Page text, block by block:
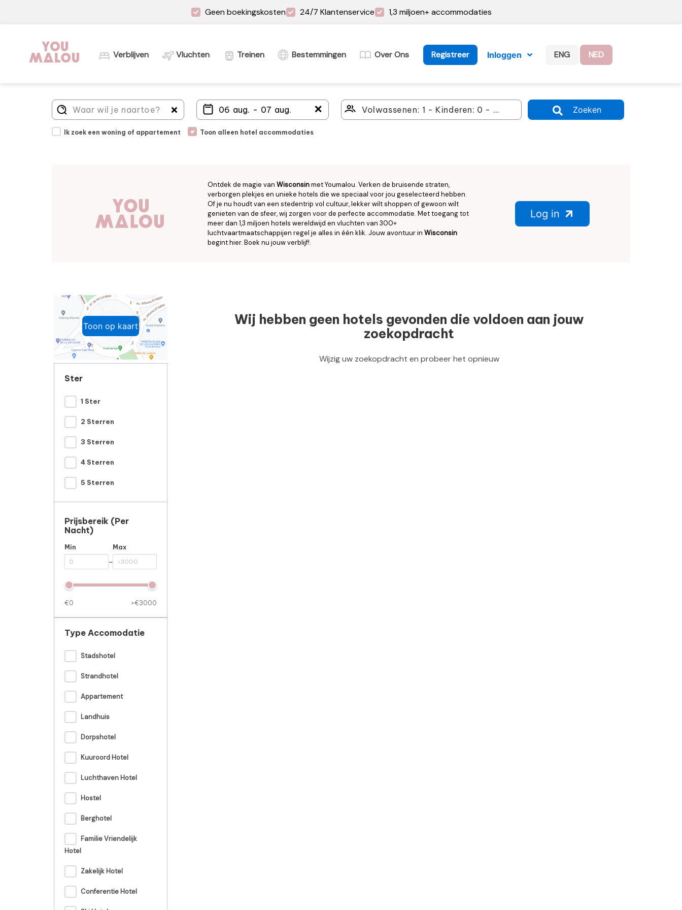
Geen boekingskosten 24/7 Klantenservice 1,3 miljoen+ accommodaties
Verblijven Vluchten Treinen Bestemmingen Over Ons Registreer Inloggen ENG NED
＋ Zoeken
Ik zoek een woning of appartement Toon alleen hotel accommodaties
Ontdek de magie van Wisconsinmet Youmalou. Verken de bruisende straten,
verborgen plekjes en unieke hotels die we speciaal voor jou geselecteerd hebben.
Of je nu houdt van een stedentrip vol cultuur, lekker wilt shoppen of gewoon wilt
genieten van de sfeer, wij zorgen voor de perfecte accommodatie. Met toegang tot
meer dan 1,3 miljoen hotels wereldwijd en vluchten van 300+
luchtvaartmaatschappijen regel je alles in één klik. Jouw avontuur in Wisconsin
begint hier. Boek nu jouw verblijf!.
Log in
Wij hebben geen hotels gevonden die voldoen aan jouw
zoekopdracht
Wijzig uw zoekopdracht en probeer het opnieuw
Toon op kaart
Ster
1 Ster
2 Sterren
3 Sterren
4 Sterren
5 Sterren
Prijsbereik (per
Nacht)
Min
-
Max
€0 >€3000
Type Accomodatie
Stadshotel
Strandhotel
Appartement
Landhuis
Dorpshotel
Kuuroord Hotel
Luchthaven Hotel
Hostel
Berghotel
Familie Vriendelijk
Hotel
Zakelijk Hotel
Conferentie Hotel